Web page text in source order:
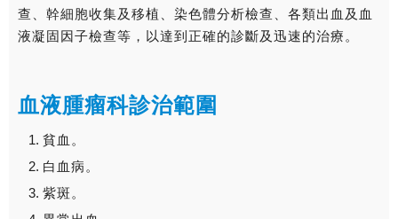
查、幹細胞收集及移植、染色體分析檢查、各類出血及血
液凝固因子檢查等，以達到正確的診斷及迅速的治療。
血液腫瘤科診治範圍
貧血。
白血病。
紫斑。